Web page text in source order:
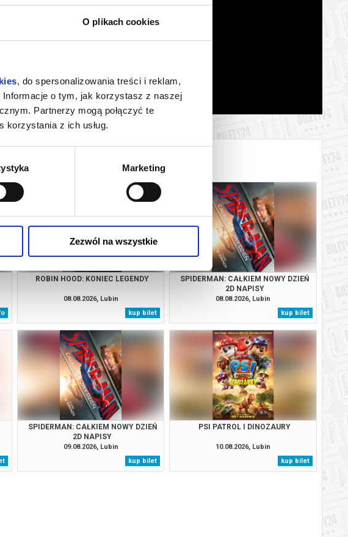
O plikach cookies
, do spersonalizowania treści i reklam,
o tym, jak korzystasz z naszej
Partnerzy mogą połączyć te
korzystania z ich usług.
Marketing
Zezwól na wszystkie
ROBIN HOOD: KONIEC LEGENDY
08.08.2026, Lubin
kup bilet
SPIDERMAN: CAŁKIEM NOWY DZIEŃ
2D NAPISY
08.08.2026, Lubin
kup bilet
SPIDERMAN: CAŁKIEM NOWY DZIEŃ
2D NAPISY
09.08.2026, Lubin
kup bilet
PSI PATROL I DINOZAURY
10.08.2026, Lubin
kup bilet